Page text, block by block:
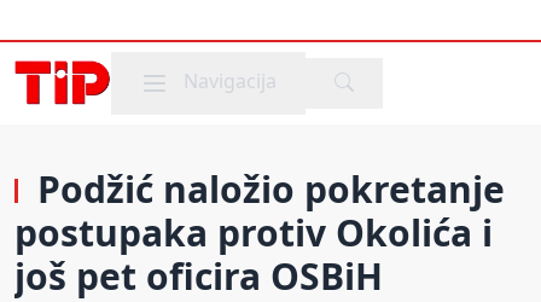
Mobile menu
Navigacija
Podžić naložio pokretanje
postupaka protiv Okolića i
još pet oficira OSBiH